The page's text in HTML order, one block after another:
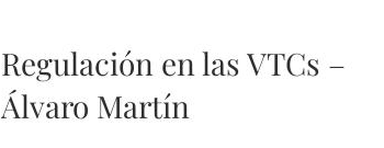
Regulación en las VTCs –
Álvaro Martín